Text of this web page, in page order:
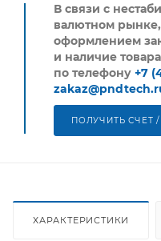
В связи с
валютном
оформлением
и наличие
по телефону +7
ПОЛУЧИТЬ СЧЕТ /
ХАРАКТЕРИСТИКИ